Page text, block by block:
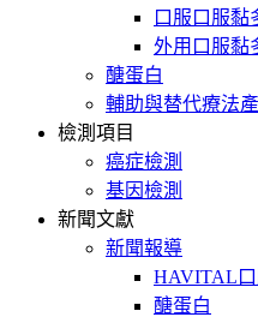
口服口服黏
外用口服黏
醣蛋白
輔助與替代療法
檢測項目
癌症檢測
基因檢測
新聞文獻
新聞報導
HAVITAL
醣蛋白